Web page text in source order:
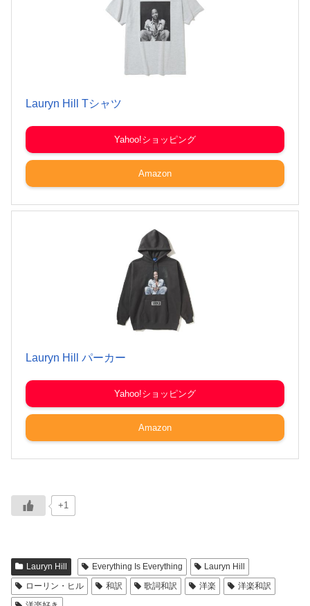
Lauryn Hill Tシャツ
Yahoo!ショッピング
Amazon
Lauryn Hill パーカー
Yahoo!ショッピング
Amazon
+1
Lauryn Hill Everything Is Everything
Lauryn Hill
ローリン・ヒル
和訳 歌詞和訳 洋楽
洋楽和訳